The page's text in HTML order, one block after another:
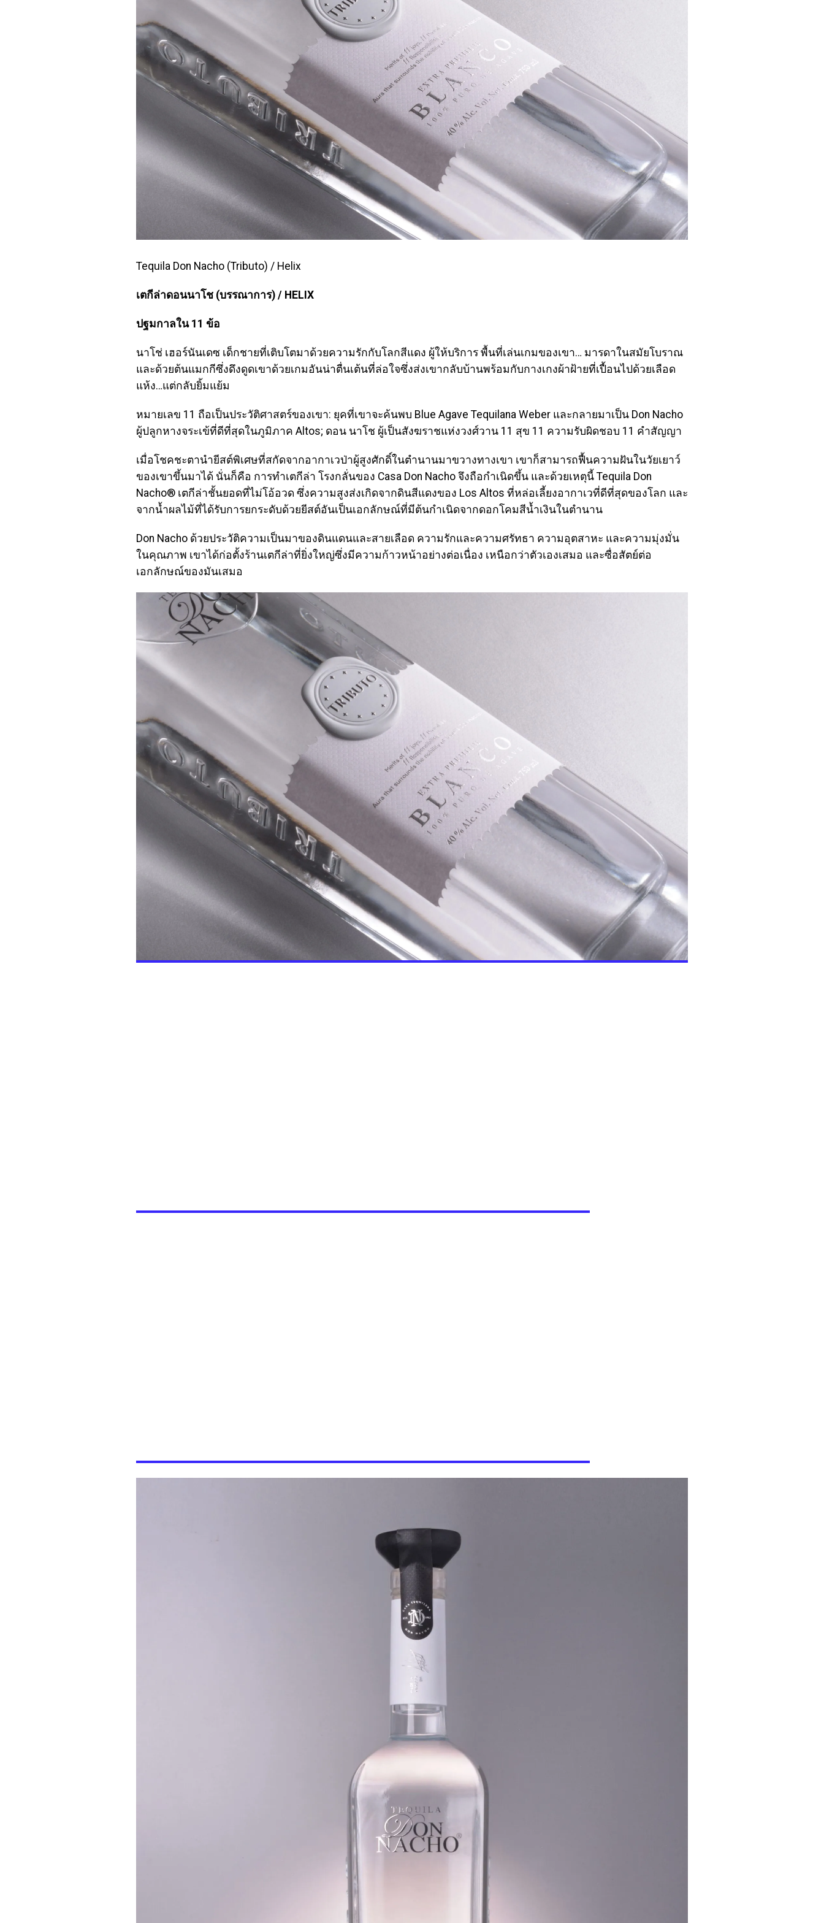
Tequila Don Nacho (Tributo) / Helix
เตกีล่าดอนนาโช (บรรณาการ) / HELIX
ปฐมกาลใน 11 ข้อ
นาโช่ เฮอร์นันเดซ เด็กชายที่เติบโตมาด้วยความรักกับโลกสีแดง ผู้ให้บริการ พื้นที่เล่นเกมของเขา… มารดาในสมัยโบราณ
และด้วยต้นแมกกีซึ่งดึงดูดเขาด้วยเกมอันน่าตื่นเต้นที่ล่อใจซึ่งส่งเขากลับบ้านพร้อมกับกางเกงผ้าฝ้ายที่เปื้อนไปด้วยเลือด
แห้ง…แต่กลับยิ้มแย้ม
หมายเลข 11 ถือเป็นประวัติศาสตร์ของเขา: ยุคที่เขาจะค้นพบ Blue Agave Tequilana Weber และกลายมาเป็น Don Nacho
ผู้ปลูกหางจระเข้ที่ดีที่สุดในภูมิภาค Altos; ดอน นาโช ผู้เป็นสังฆราชแห่งวงศ์วาน 11 สุข 11 ความรับผิดชอบ 11 คำสัญญา
เมื่อโชคชะตานำยีสต์พิเศษที่สกัดจากอากาเวป่าผู้สูงศักดิ์ในตำนานมาขวางทางเขา เขาก็สามารถฟื้นความฝันในวัยเยาว์
ของเขาขึ้นมาได้ นั่นก็คือ การทำเตกีล่า โรงกลั่นของ Casa Don Nacho จึงถือกำเนิดขึ้น และด้วยเหตุนี้ Tequila Don
Nacho® เตกีล่าชั้นยอดที่ไม่โอ้อวด ซึ่งความสูงส่งเกิดจากดินสีแดงของ Los Altos ที่หล่อเลี้ยงอากาเวที่ดีที่สุดของโลก และ
จากน้ำผลไม้ที่ได้รับการยกระดับด้วยยีสต์อันเป็นเอกลักษณ์ที่มีต้นกำเนิดจากดอกโคมสีน้ำเงินในตำนาน
Don Nacho ด้วยประวัติความเป็นมาของดินแดนและสายเลือด ความรักและความศรัทธา ความอุตสาหะ และความมุ่งมั่น
ในคุณภาพ เขาได้ก่อตั้งร้านเตกีล่าที่ยิ่งใหญ่ซึ่งมีความก้าวหน้าอย่างต่อเนื่อง เหนือกว่าตัวเองเสมอ และซื่อสัตย์ต่อ
เอกลักษณ์ของมันเสมอ